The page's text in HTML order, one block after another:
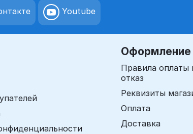
Youtube
Оформление
Правила оплаты
отказ
Реквизиты
Оплата
Доставка